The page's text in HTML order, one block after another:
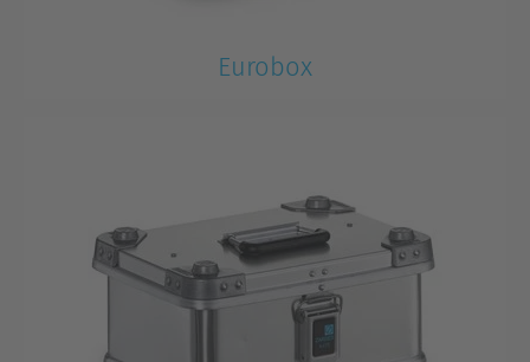
Eurobox